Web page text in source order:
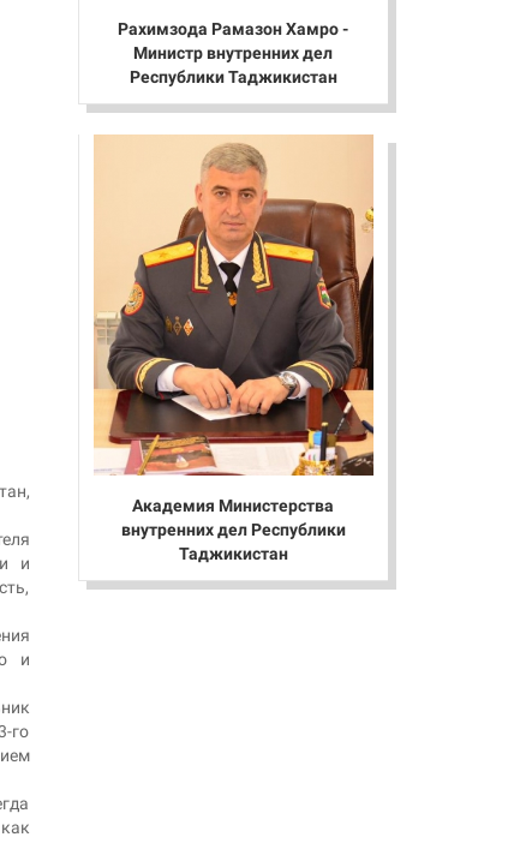
и
и
го
Рахимзода Рамазон Хамро -
Министр внутренних дел
Республики Таджикистан
Академия Министерства
внутренних дел Республики
Таджикистан